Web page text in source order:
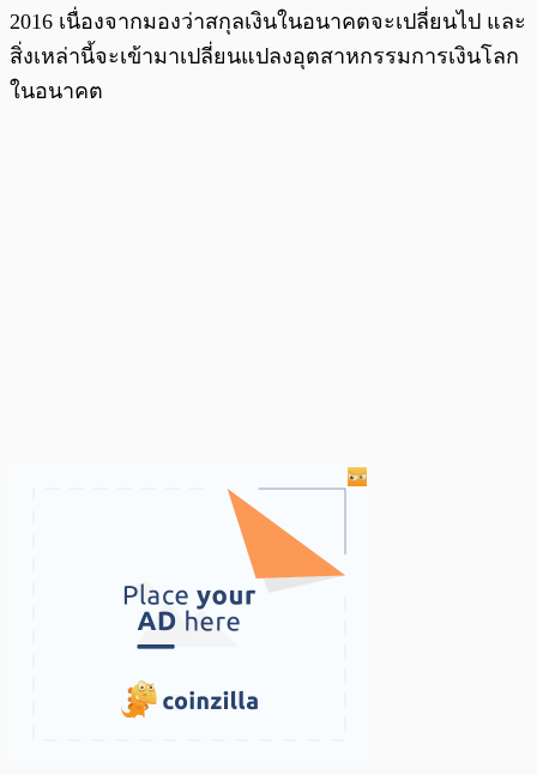
2016 เนื่องจากมองว่าสกุลเงินในอนาคตจะเปลี่ยนไป และ
สิ่งเหล่านี้จะเข้ามาเปลี่ยนแปลงอุตสาหกรรมการเงินโลก
ในอนาคต